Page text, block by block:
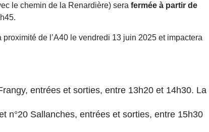
le chemin de la Renardière) sera fermée à partir de
de l’A40 le vendredi 13 juin 2025 et impactera
entrées et sorties, entre 13h20 et 14h30. La
n°20 Sallanches, entrées et sorties, entre 15h30